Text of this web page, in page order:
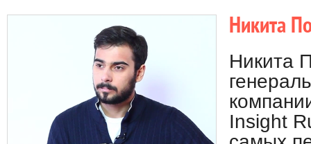
Никита
Никита
Insight